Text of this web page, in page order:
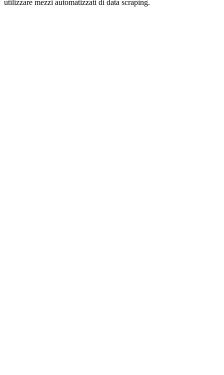
utilizzare mezzi automatizzati di data scraping.